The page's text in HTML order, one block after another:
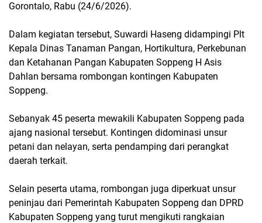
Gorontalo, Rabu (24/6/2026).
Dalam kegiatan tersebut, Suwardi Haseng didampingi Plt
Kepala Dinas Tanaman Pangan, Hortikultura, Perkebunan
dan Ketahanan Pangan Kabupaten Soppeng H Asis
Dahlan bersama rombongan kontingen Kabupaten
Soppeng.
Sebanyak 45 peserta mewakili Kabupaten Soppeng pada
ajang nasional tersebut. Kontingen didominasi unsur
petani dan nelayan, serta pendamping dari perangkat
daerah terkait.
Selain peserta utama, rombongan juga diperkuat unsur
peninjau dari Pemerintah Kabupaten Soppeng dan DPRD
Kabupaten Soppeng yang turut mengikuti rangkaian